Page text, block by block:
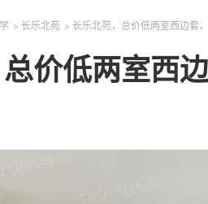
> 长乐北苑 > 长乐北苑，总价低两室西边套
价低两室西